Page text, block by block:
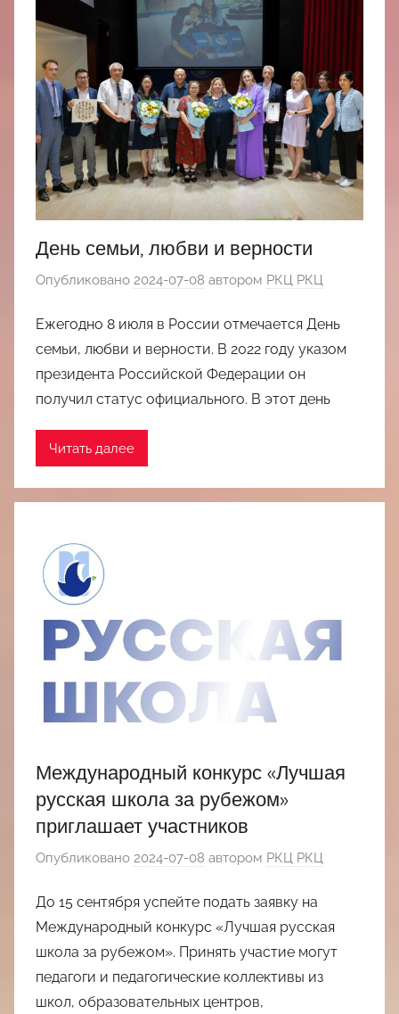
День семьи, любви и верности
Опубликовано 2024-07-08 автором РКЦ РКЦ
Ежегодно 8 июля в России отмечается День
семьи, любви и верности. В 2022 году указом
президента Российской Федерации он
получил статус официального. В этот день
Читать далее
Международный конкурс «Лучшая
русская школа за рубежом»
приглашает участников
Опубликовано 2024-07-08 автором РКЦ РКЦ
До 15 сентября успейте подать заявку на
Международный конкурс «Лучшая русская
школа за рубежом». Принять участие могут
педагоги и педагогические коллективы из
школ, образовательных центров,